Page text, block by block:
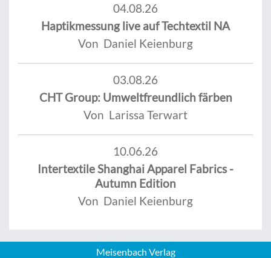
04.08.26
Haptikmessung live auf Techtextil NA
Von Daniel Keienburg
03.08.26
CHT Group: Umweltfreundlich färben
Von Larissa Terwart
10.06.26
Intertextile Shanghai Apparel Fabrics -
Autumn Edition
Von Daniel Keienburg
Meisenbach Verlag